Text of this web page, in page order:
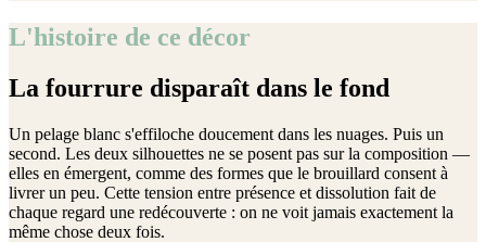
L'histoire de ce décor
La fourrure disparaît dans le fond
Un pelage blanc s'effiloche doucement dans les nuages. Puis un
second. Les deux silhouettes ne se posent pas sur la composition —
elles en émergent, comme des formes que le brouillard consent à
livrer un peu. Cette tension entre présence et dissolution fait de
chaque regard une redécouverte : on ne voit jamais exactement la
même chose deux fois.